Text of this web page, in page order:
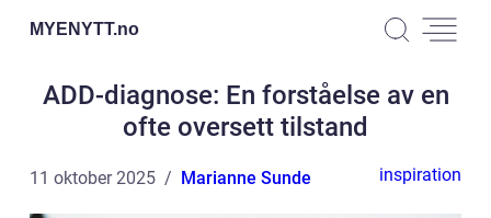
MYENYTT.no
ADD-diagnose: En forståelse av en
ofte oversett tilstand
11 oktober 2025 Marianne Sunde inspiration